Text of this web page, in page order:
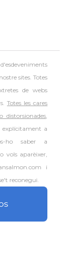
sites. Totes
de webs
Totes les cares
distorsionades,
explícitament a
ho saber a
vols aparèixer,
i
reconegui.